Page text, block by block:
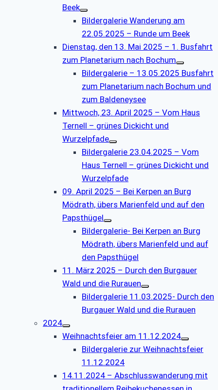
Beek
Bildergalerie Wanderung am
22.05.2025 – Runde um Beek
Dienstag, den 13. Mai 2025 – 1. Busfahrt
zum Planetarium nach Bochum
Bildergalerie – 13.05.2025 Busfahrt
zum Planetarium nach Bochum und
zum Baldeneysee
Mittwoch, 23. April 2025 – Vom Haus
Ternell – grünes Dickicht und
Wurzelpfade
Bildergalerie 23.04.2025 – Vom
Haus Ternell – grünes Dickicht und
Wurzelpfade
09. April 2025 – Bei Kerpen an Burg
Mödrath, übers Marienfeld und auf den
Papsthügel
Bildergalerie- Bei Kerpen an Burg
Mödrath, übers Marienfeld und auf
den Papsthügel
11. März 2025 – Durch den Burgauer
Wald und die Rurauen
Bildergalerie 11.03.2025- Durch den
Burgauer Wald und die Rurauen
2024
Weihnachtsfeier am 11.12.2024
Bildergalerie zur Weihnachtsfeier
11.12.2024
14.11.2024 – Abschlusswanderung mit